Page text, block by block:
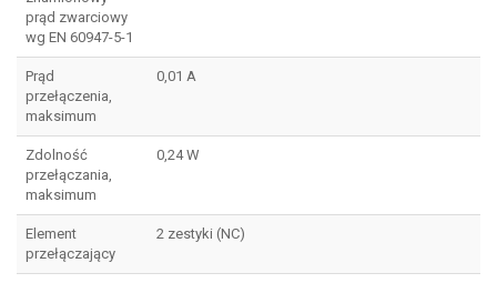
prąd zwarciowy
wg EN 60947-5-1
Prąd
przełączenia,
maksimum
0,01 A
Zdolność
przełączania,
maksimum
0,24 W
Element
przełączający
2 zestyki (NC)